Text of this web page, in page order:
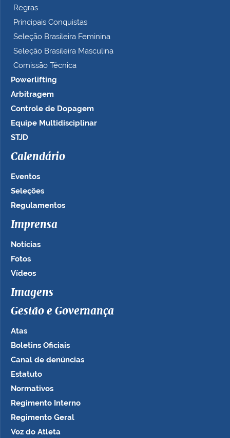
Regras
Principais Conquistas
Seleção Brasileira Feminina
Seleção Brasileira Masculina
Comissão Técnica
Powerlifting
Arbitragem
Controle de Dopagem
Equipe Multidisciplinar
STJD
Calendário
Eventos
Seleções
Regulamentos
Imprensa
Notícias
Fotos
Vídeos
Imagens
Gestão e Governança
Atas
Boletins Oficiais
Canal de denúncias
Estatuto
Normativos
Regimento Interno
Regimento Geral
Voz do Atleta